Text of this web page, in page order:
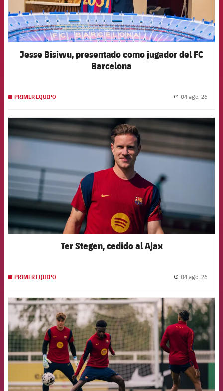
Jesse Bisiwu, presentado como jugador del FC
Barcelona
PRIMER EQUIPO 04 ago. 26
FCB Barcelona badge
Ter Stegen, cedido al Ajax
PRIMER EQUIPO 04 ago. 26
FCB Barcelona badge